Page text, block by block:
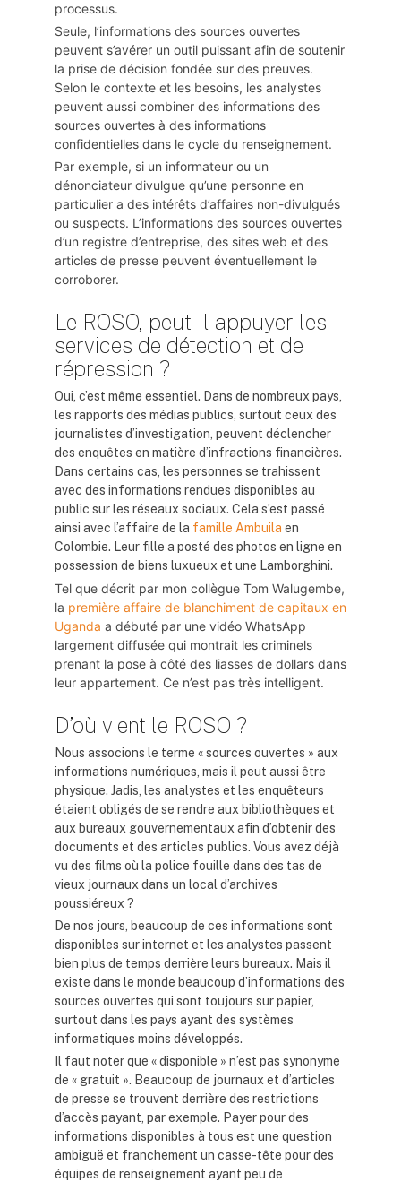
processus.
Seule, l’informations des sources ouvertes
peuvent s’avérer un outil puissant afin de soutenir
la prise de décision fondée sur des preuves.
Selon le contexte et les besoins, les analystes
peuvent aussi combiner des informations des
sources ouvertes à des informations
confidentielles dans le cycle du renseignement.
Par exemple, si un informateur ou un
dénonciateur divulgue qu’une personne en
particulier a des intérêts d’affaires non-divulgués
ou suspects. L’informations des sources ouvertes
d’un registre d’entreprise, des sites web et des
articles de presse peuvent éventuellement le
corroborer.
Le ROSO, peut-il appuyer les
services de détection et de
répression ?
Oui, c’est même essentiel. Dans de nombreux pays,
les rapports des médias publics, surtout ceux des
journalistes d’investigation, peuvent déclencher
des enquêtes en matière d’infractions financières.
Dans certains cas, les personnes se trahissent
avec des informations rendues disponibles au
public sur les réseaux sociaux. Cela s’est passé
ainsi avec l’affaire de la famille Ambuila en
Colombie. Leur fille a posté des photos en ligne en
possession de biens luxueux et une Lamborghini.
Tel que décrit par mon collègue Tom Walugembe,
la première affaire de blanchiment de capitaux en
Uganda a débuté par une vidéo WhatsApp
largement diffusée qui montrait les criminels
prenant la pose à côté des liasses de dollars dans
leur appartement. Ce n’est pas très intelligent.
D’où vient le ROSO ?
Nous associons le terme « sources ouvertes » aux
informations numériques, mais il peut aussi être
physique. Jadis, les analystes et les enquêteurs
étaient obligés de se rendre aux bibliothèques et
aux bureaux gouvernementaux afin d’obtenir des
documents et des articles publics. Vous avez déjà
vu des films où la police fouille dans des tas de
vieux journaux dans un local d’archives
poussiéreux ?
De nos jours, beaucoup de ces informations sont
disponibles sur internet et les analystes passent
bien plus de temps derrière leurs bureaux. Mais il
existe dans le monde beaucoup d’informations des
sources ouvertes qui sont toujours sur papier,
surtout dans les pays ayant des systèmes
informatiques moins développés.
Il faut noter que « disponible » n’est pas synonyme
de « gratuit ». Beaucoup de journaux et d’articles
de presse se trouvent derrière des restrictions
d’accès payant, par exemple. Payer pour des
informations disponibles à tous est une question
ambiguë et franchement un casse-tête pour des
équipes de renseignement ayant peu de